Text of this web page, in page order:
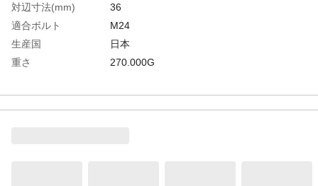
対辺寸法(mm)
36
適合ボルト
M24
生産国
日本
重さ
270.000G
材質2
処理：焼き入れ(28～35HRC)、黒染仕上げ